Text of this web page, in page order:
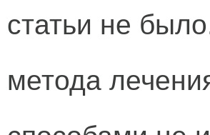
статьи не
метода